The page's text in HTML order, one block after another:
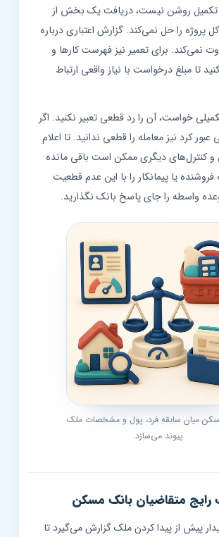
روشن نیست، دریافت یک بخش از
را حل نمی‌کند. گزارش اعتباری درباره
برای تعمیر نیز فهرست کارها و
مبلغ درخواست با نیاز واقعی ارتباط
خواست، آن را رد قطعی تعبیر نکنید. اگر
کرد نیز معامله را قطعی ندانید. تا اعلام
دیگری ممکن است باقی مانده
یا پیمانکار را با این عدم قطعیت
واسطه را جای پاسخ بانک نگذارید.
میان سابقه فرد، پول و مشخصات ملک
پیوند می‌سازد.
متقاضیان بانک مسکن
از پیدا کردن ملک گزارش می‌گیرد تا